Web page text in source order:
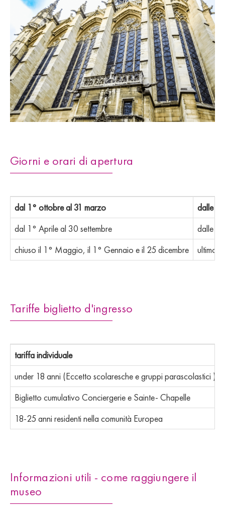
Giorni e orari di apertura
dal 1° ottobre al 31 marzo
dalle
dal 1° Aprile al 30 settembre
dalle
chiuso il 1° Maggio, il 1° Gennaio e il 25 dicembre
ultimo
Tariffe biglietto d'ingresso
tariffa individuale
under 18 anni (Eccetto scolaresche e gruppi parascolastici )
Biglietto cumulativo Conciergerie e Sainte- Chapelle
18-25 anni residenti nella comunità Europea
Informazioni utili - come raggiungere il
museo